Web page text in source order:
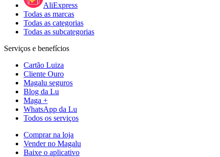
AliExpress
Todas as marcas
Todas as categorias
Todas as subcategorias
Serviços e benefícios
Cartão Luiza
Cliente Ouro
Magalu seguros
Blog da Lu
Maga +
WhatsApp da Lu
Todos os serviços
Comprar na loja
Vender no Magalu
Baixe o aplicativo